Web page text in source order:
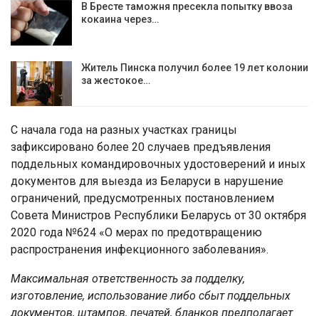
В Бресте таможня пресекла попытку ввоза
кокаина через…
Житель Пинска получил более 19 лет колонии
за жестокое…
С начала года на разных участках границы
зафиксировано более 20 случаев предъявления
поддельных командировочных удостоверений и иных
документов для выезда из Беларуси в нарушение
ограничений, предусмотренных постановлением
Совета Министров Республики Беларусь от 30 октября
2020 года №624 «О мерах по предотвращению
распространения инфекционного заболевания».
Максимальная ответственность за подделку,
изготовление, использование либо сбыт поддельных
документов, штампов, печатей, бланков предполагает